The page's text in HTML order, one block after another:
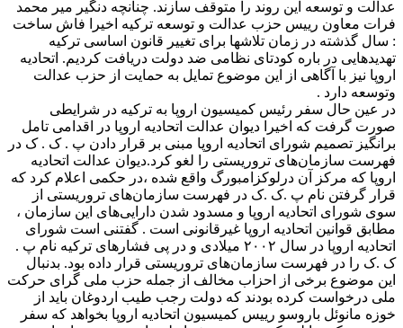
عدالت و توسعه این روند را متوقف سازند. چنانچه دنگیر میر محمد
فرات معاون رییس حزب عدالت و توسعه ترکیه اخیرا فاش ساخت
: سال گذشته در زمان تلاشها برای تغییر قانون اساسی ترکیه
تهدیدهایی در باره کودتای نظامی ضد دولت دریافت کردیم. اتحادیه
اروپا نیز با آگاهی از این موضوع تمایل به حمایت از حزب عدالت
وتوسعه دارد .
در عین حال سفر رئیس کمیسیون اروپا به ترکیه در شرایطی
صورت گرفت که اخیرا دیوان عدالت اتحادیه اروپا در اقدامی تامل
برانگیز تصمیم شورای اتحادیه اروپا مبنی بر قرار دادن پ . ک . ک در
فهرست سازمان‌های تروریستی را لغو کرد.دیوان عدالت اتحادیه
اروپا که مرکز آن درلوکزامبورگ واقع شده ،در حکمی اعلام کرد که
قرار گرفتن نام پ .ک .ک در فهرست سازمان‌های تروریستی از
سوی شورای اتحادیه اروپا و مسدود شدن دارایی‌های این سازمان ،
مطابق قوانین اتحادیه اروپا غیرقانونی است . گفتنی است شورای
اتحادیه اروپا در سال ‪ ۲۰۰۲‬میلادی و در پی فشارهای ترکیه نام پ .
ک .ک را در فهرست سازمان‌های تروریستی قرار داده بود. بدنبال
این موضوع برخی از احزاب مخالف از جمله حزب ملی گرای حرکت
ملی درخواست کرده بودند که دولت رجب طیب اردوغان باید از
خوزه مانوئل باروسو رییس کمیسیون اتحادیه اروپا بخواهد که سفر